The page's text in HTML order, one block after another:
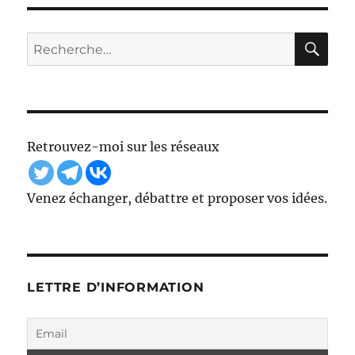
publications
CÉD
ENT
ANT
E
Recherche
pour :
Retrouvez-moi sur les réseaux
Venez échanger, débattre et proposer vos idées.
LETTRE D’INFORMATION